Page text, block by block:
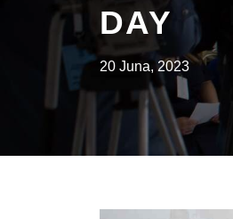
DAY
20 Juna, 2023